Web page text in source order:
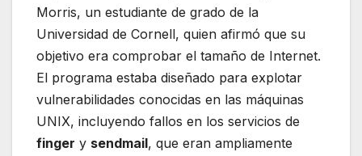
Morris, un estudiante de grado de la
Universidad de Cornell, quien afirmó que su
objetivo era comprobar el tamaño de Internet.
El programa estaba diseñado para explotar
vulnerabilidades conocidas en las máquinas
UNIX, incluyendo fallos en los servicios de
finger y sendmail, que eran ampliamente